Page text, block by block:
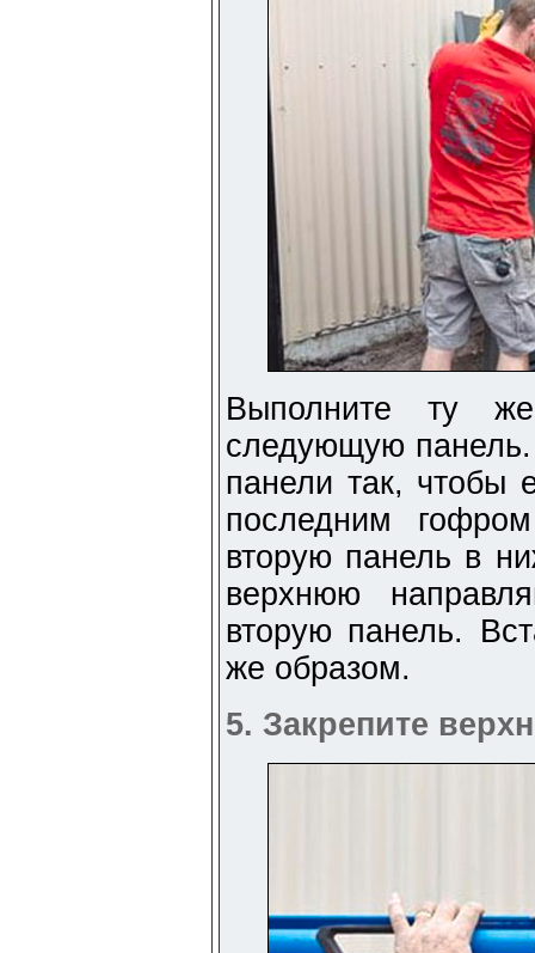
Выполните ту
следующую панель.
панели так, чтобы
последним
вторую панель в
верхнюю
вторую панель.
же образом.
5. Закрепите